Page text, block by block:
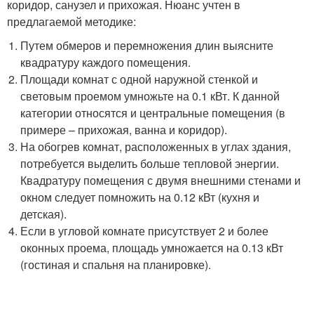
коридор, санузел и прихожая. Нюанс учтен в
предлагаемой методике:
Путем обмеров и перемножения длин выясните
квадратуру каждого помещения.
Площади комнат с одной наружной стенкой и
световым проемом умножьте на 0.1 кВт. К данной
категории относятся и центральные помещения (в
примере – прихожая, ванна и коридор).
На обогрев комнат, расположенных в углах здания,
потребуется выделить больше тепловой энергии.
Квадратуру помещения с двумя внешними стенами и
окном следует помножить на 0.12 кВт (кухня и
детская).
Если в угловой комнате присутствует 2 и более
оконных проема, площадь умножается на 0.13 кВт
(гостиная и спальня на планировке).